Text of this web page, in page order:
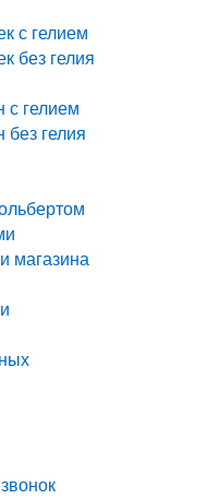
с гелием
без гелия
гелием
гелия
магазина